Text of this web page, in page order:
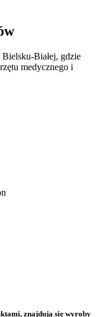
Białej, gdzie
medycznego i
znajdują się wyroby